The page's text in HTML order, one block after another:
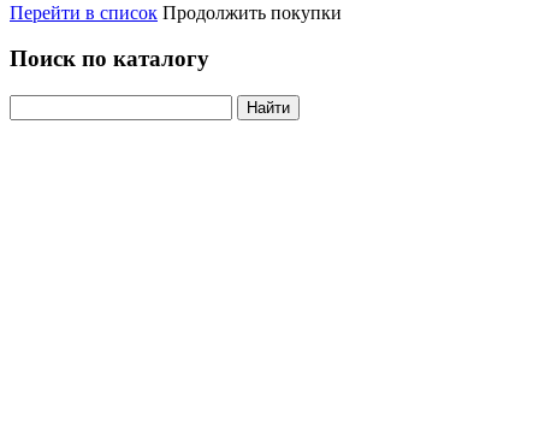
Перейти в список Продолжить покупки
Поиск по каталогу
Найти